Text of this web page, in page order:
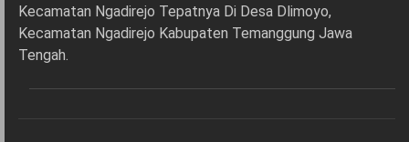
Kecamatan Ngadirejo Tepatnya Di Desa Dlimoyo,
Kecamatan Ngadirejo Kabupaten Temanggung Jawa
Tengah.